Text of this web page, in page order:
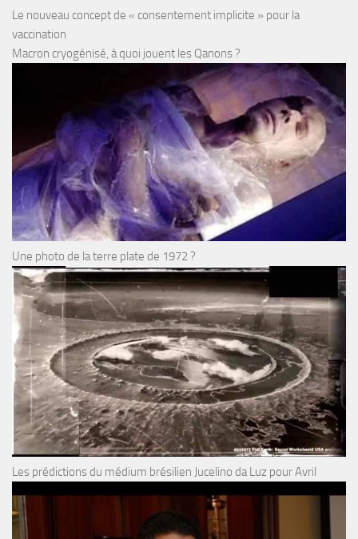
Le nouveau concept de « consentement implicite » pour la
vaccination
Macron cryogénisé, à quoi jouent les Qanons ?
Une photo de la terre plate de 1972 ?
Les prédictions du médium brésilien Jucelino da Luz pour Avril